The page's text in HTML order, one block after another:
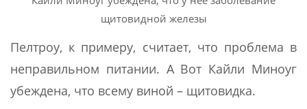
щитовидной железы
Пелтроу, к примеру, считает, что проблема в
неправильном питании. А Вот Кайли Миноуг
убеждена, что всему виной – щитовидка.